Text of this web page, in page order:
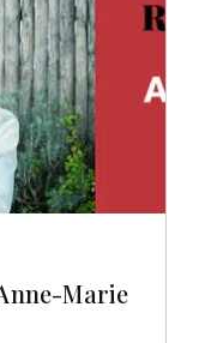
Marie